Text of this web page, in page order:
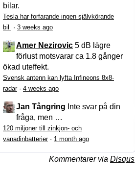
bilar.
Tesla har forfarande ingen självkörande
bil
· 3 weeks ago
Amer Nezirovic 5 dB lägre
förlust motsvarar ca 1.8 gånger
ökad uteffekt.
Svensk antenn kan lyfta Infineons 8x8-
radar· 4 weeks ago
Jan Tångring Inte svar på din
fråga, men …
120 miljoner till zinkjon- och
vanadinbatterier· 1 month ago
Kommentarer via Disqus